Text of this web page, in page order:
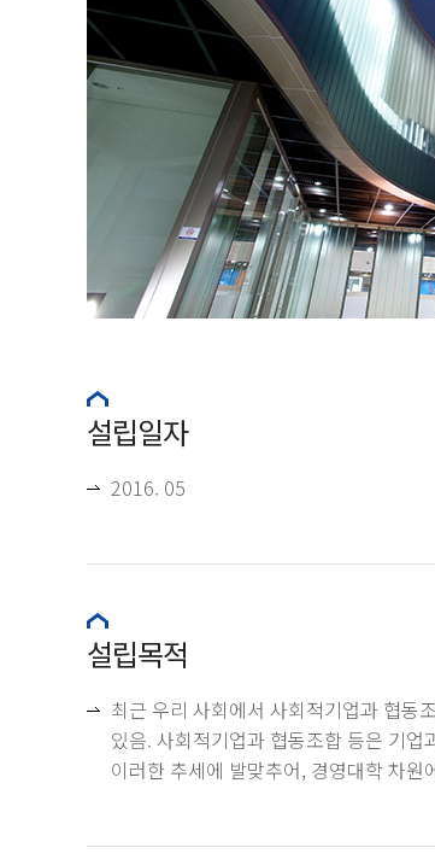
설립일자
2016. 05
설립목적
최근 우리 사회에서 사회적기업과 협동
있음. 사회적기업과 협동조합 등은 기
이러한 추세에 발맞추어, 경영대학 차